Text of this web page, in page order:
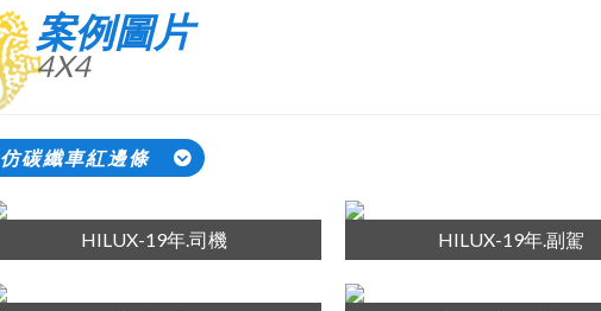
案例圖片
4X4
仿碳纖車紅邊條
HILUX-19年.司機 HILUX-19年.副駕